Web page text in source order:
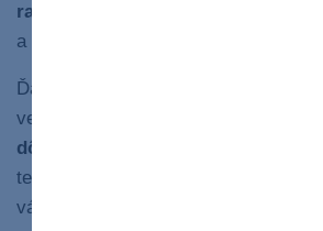
rafinovaných cukrov
(čipsy,
a ani chudnutiu z dlhodobého
Ďalším
vegetariánskej strave je možný
dôležitých živín
. Ak si jedálniček
telu môže chýbať napríklad vitamín
vápnik a omega-3 mastné kyseliny.